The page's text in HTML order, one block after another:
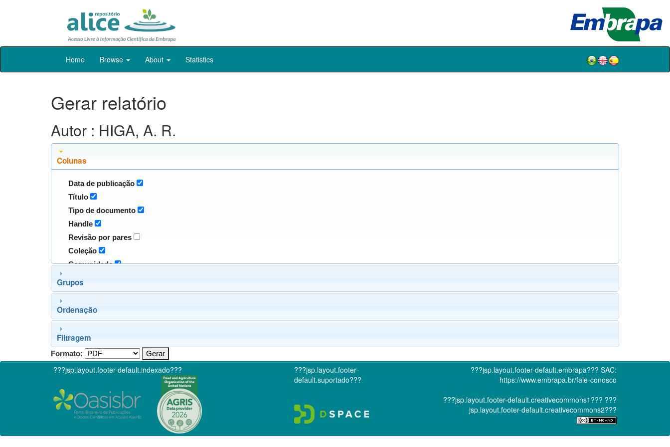
Skip
Home Browse About Statistics
Gerar relatório
Autor : HIGA, A. R.
Colunas
Data de publicação
Título
Tipo de documento
Handle
Revisão por pares
Coleção
Comunidade
Grupos
Ordenação
Filtragem
Formato:
???jsp.layout.footer-default.indexado???
???jsp.layout.footer-
default.suportado???
???jsp.layout.footer-default.embrapa??? SAC:
https://www.embrapa.br/fale-conosco
???jsp.layout.footer-default.creativecommons1??? ???
jsp.layout.footer-default.creativecommons2???